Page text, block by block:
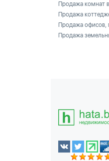
Продажа комнат
Продажа
Продажа
Продажа